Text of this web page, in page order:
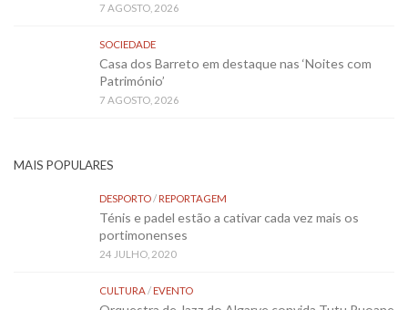
7 AGOSTO, 2026
SOCIEDADE
Casa dos Barreto em destaque nas ‘Noites com
Património’
7 AGOSTO, 2026
MAIS POPULARES
DESPORTO/REPORTAGEM
Ténis e padel estão a cativar cada vez mais os
portimonenses
24 JULHO, 2020
CULTURA/EVENTO